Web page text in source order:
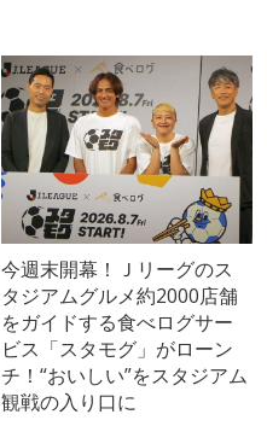
今週末開幕！Ｊリーグのス
タジアムグルメ約2000店舗
をガイドする食べログサー
ビス「スタモグ」がローン
チ！“おいしい”をスタジアム
観戦の入り口に